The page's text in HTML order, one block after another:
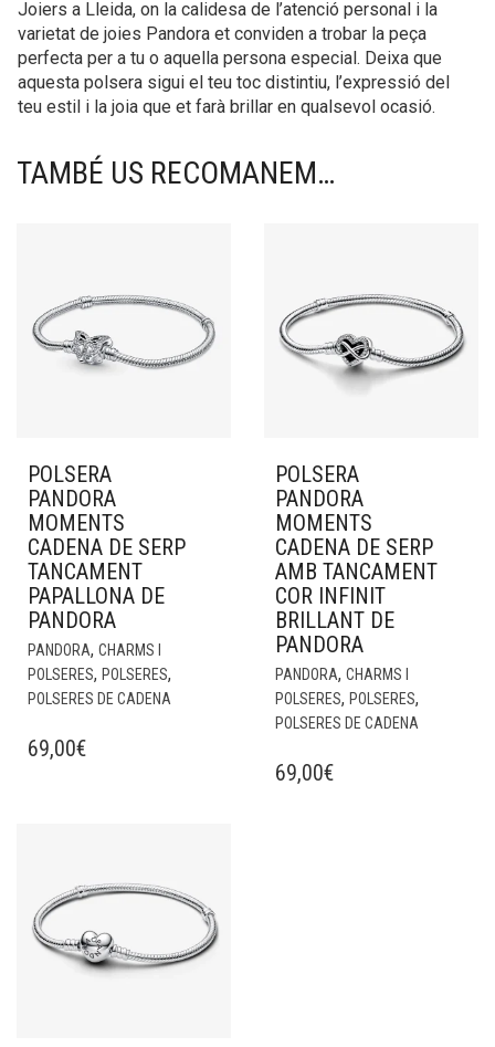
Joiers a Lleida, on la calidesa de l’atenció personal i la
varietat de joies Pandora et conviden a trobar la peça
perfecta per a tu o aquella persona especial. Deixa que
aquesta polsera sigui el teu toc distintiu, l’expressió del
teu estil i la joia que et farà brillar en qualsevol ocasió.
TAMBÉ US RECOMANEM…
POLSERA
PANDORA
MOMENTS
CADENA DE SERP
TANCAMENT
PAPALLONA DE
PANDORA
PANDORA, CHARMS I
POLSERES, POLSERES,
POLSERES DE CADENA
69,00€
POLSERA
PANDORA
MOMENTS
CADENA DE SERP
AMB TANCAMENT
COR INFINIT
BRILLANT DE
PANDORA
PANDORA, CHARMS I
POLSERES, POLSERES,
POLSERES DE CADENA
69,00€